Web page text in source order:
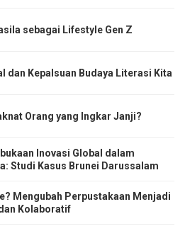
sebagai Lifestyle Gen Z
dan Kepalsuan Budaya Literasi Kita
Orang yang Ingkar Janji?
Inovasi Global dalam
Studi Kasus Brunei Darussalam
Mengubah Perpustakaan Menjadi
Kolaboratif